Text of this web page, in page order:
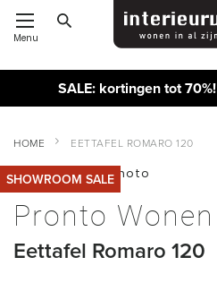
Menu
SALE: kortingen tot 70%!
HOME
EETTAFEL ROMARO 120
Ga
naar
het
einde
de
Ga
naar
het
van
SHOWROOM SALE
Pronto Wonen
Eettafel Romaro 120